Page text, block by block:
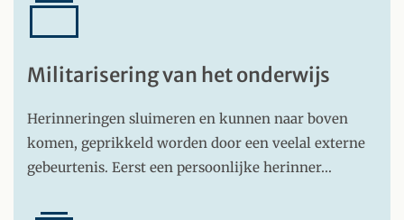
Militarisering van het onderwijs
Herinneringen sluimeren en kunnen naar boven
komen, geprikkeld worden door een veelal externe
gebeurtenis. Eerst een persoonlijke herinner…